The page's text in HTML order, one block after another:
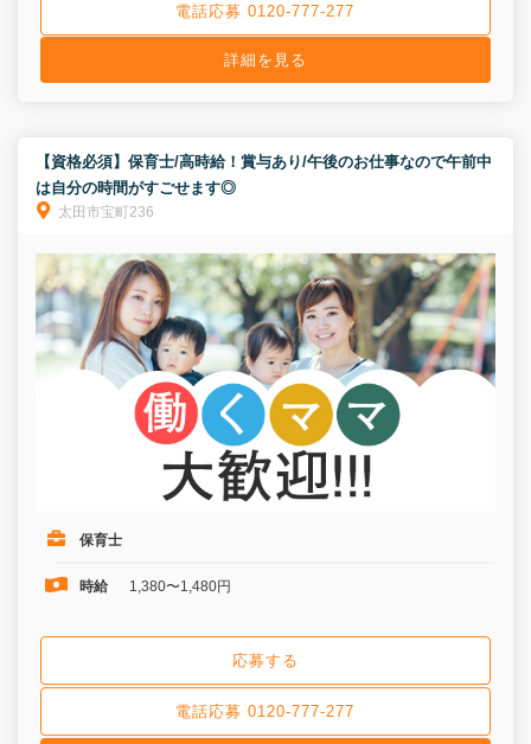
電話応募 0120-777-277
詳細を見る
【資格必須】保育士/高時給！賞与あり/午後のお仕事なので午前中
は自分の時間がすごせます◎
太田市宝町236
保育士
時給 1,380〜1,480円
応募する
電話応募 0120-777-277